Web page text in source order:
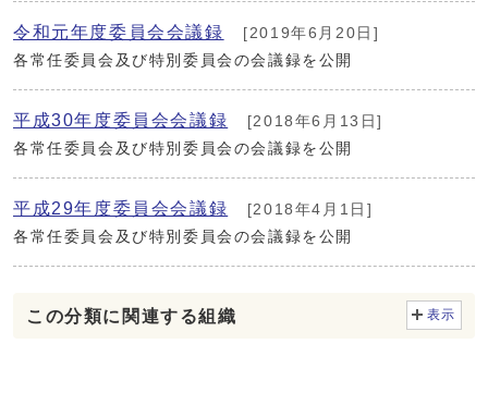
令和元年度委員会会議録
[2019年6月20日]
各常任委員会及び特別委員会の会議録を公開
平成30年度委員会会議録
[2018年6月13日]
各常任委員会及び特別委員会の会議録を公開
平成29年度委員会会議録
[2018年4月1日]
各常任委員会及び特別委員会の会議録を公開
この分類に関連する組織 表示